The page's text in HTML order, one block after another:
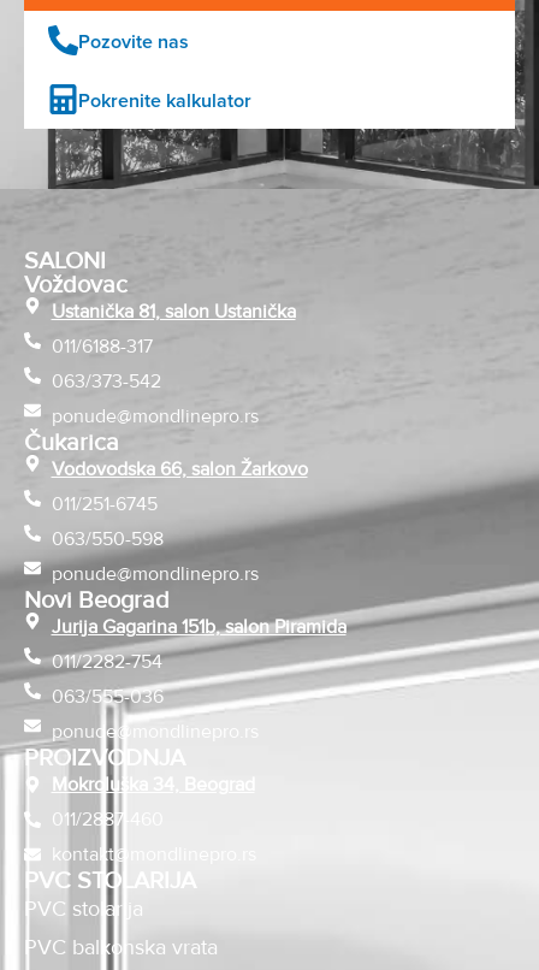
Pozovite nas
Pokrenite kalkulator
SALONI
Voždovac
Ustanička 81, salon Ustanička
011/6188-317
063/373-542
ponude@mondlinepro.rs
Čukarica
Vodovodska 66, salon Žarkovo
011/251-6745
063/550-598
ponude@mondlinepro.rs
Novi Beograd
Jurija Gagarina 151b, salon Piramida
011/2282-754
063/555-036
ponude@mondlinepro.rs
PROIZVODNJA
Mokroluška 34, Beograd
011/2887-460
kontakt@mondlinepro.rs
PVC STOLARIJA
PVC stolarija
PVC balkonska vrata